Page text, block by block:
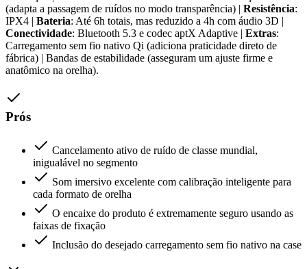
(adapta a passagem de ruídos no modo transparência) | Resistência:
IPX4 | Bateria: Até 6h totais, mas reduzido a 4h com áudio 3D |
Conectividade: Bluetooth 5.3 e codec aptX Adaptive | Extras:
Carregamento sem fio nativo Qi (adiciona praticidade direto de
fábrica) | Bandas de estabilidade (asseguram um ajuste firme e
anatômico na orelha).
Prós
Cancelamento ativo de ruído de classe mundial,
inigualável no segmento
Som imersivo excelente com calibração inteligente para
cada formato de orelha
O encaixe do produto é extremamente seguro usando as
faixas de fixação
Inclusão do desejado carregamento sem fio nativo na case